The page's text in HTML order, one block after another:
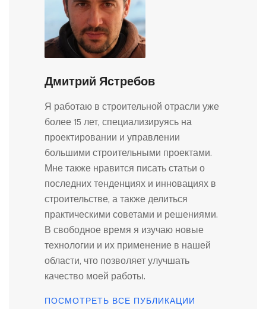
Дмитрий Ястребов
Я работаю в строительной отрасли уже
более 15 лет, специализируясь на
проектировании и управлении
большими строительными проектами.
Мне также нравится писать статьи о
последних тенденциях и инновациях в
строительстве, а также делиться
практическими советами и решениями.
В свободное время я изучаю новые
технологии и их применение в нашей
области, что позволяет улучшать
качество моей работы.
ПОСМОТРЕТЬ ВСЕ ПУБЛИКАЦИИ